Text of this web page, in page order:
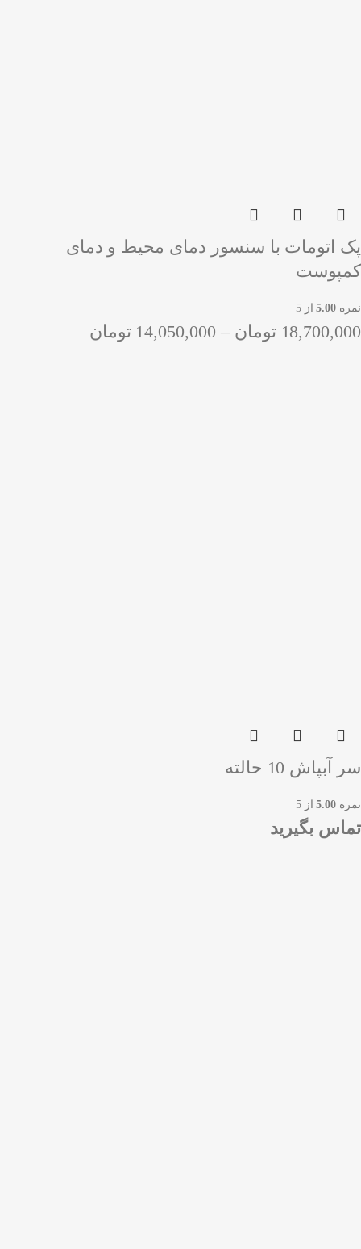
پک اتومات با سنسور دمای محیط و دمای
کمپوست
نمره 5.00از 5
18,700,000 تومان –
14,050,000 تومان
سر آبپاش 10 حالته
نمره 5.00از 5
تماس بگیرید